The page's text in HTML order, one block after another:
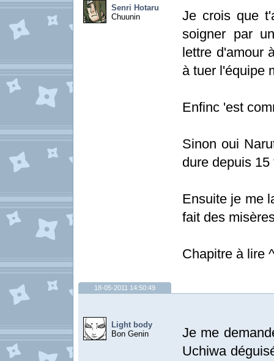
Senri Hotaru
Chuunin
Je crois que
soigner par
lettre d'amour
à tuer l'équipe
Enfinc 'est
Sinon oui
dure depuis
Ensuite je me
fait des
Chapitre à lire
18-05-2011 14:50:49
Light body
Bon Genin
Je me
Uchiwa